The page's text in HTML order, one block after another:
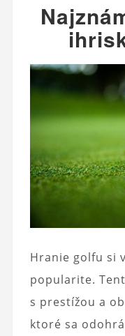
Hranie golfu si
popularite.
s prestížou a
ktoré sa